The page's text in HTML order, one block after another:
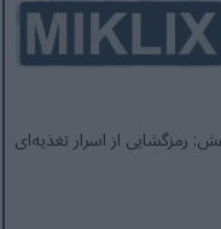
از اسرار تغذیه‌ای